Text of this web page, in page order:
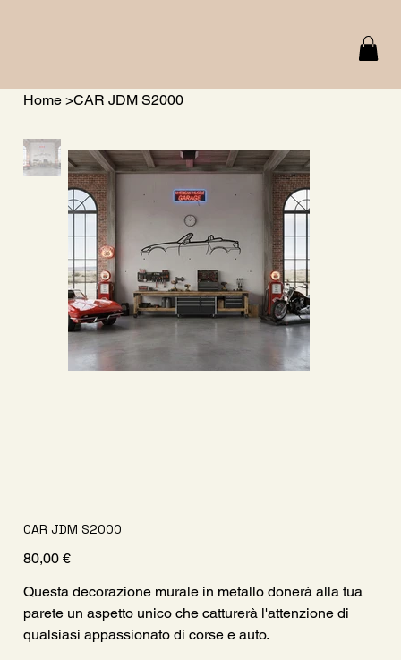
Home >CAR JDM S2000
CAR JDM S2000
Prezzo
80,00 €
Questa decorazione murale in metallo donerà alla tua
parete un aspetto unico che catturerà l'attenzione di
qualsiasi appassionato di corse e auto.